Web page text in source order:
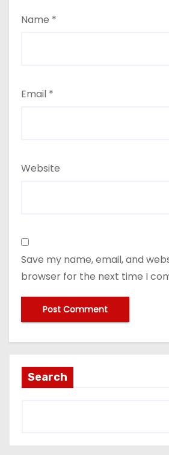
Name *
Email *
Website
Save my name, email, and
browser for the next time I
Search